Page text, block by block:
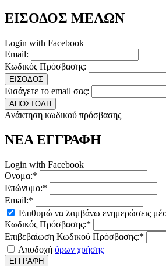
ΕΙΣΟΔΟΣ ΜΕΛΩΝ
Login with Facebook
Email:
Κωδικός Πρόσβασης:
ΕΙΣΟΔΟΣ
Εισάγετε το email σας:
ΑΠΟΣΤΟΛΗ
Ανάκτηση κωδικού πρόσβασης
ΝΕΑ ΕΓΓΡΑΦΗ
Login with Facebook
Ονομα:*
Επώνυμο:*
Email:*
Επιθυμώ να λαμβάνω ενημερώσεις
Κωδικός Πρόσβασης:*
Επιβεβαίωση Κωδικού Πρόσβασης:*
Αποδοχή όρων χρήσης
ΕΓΓΡΑΦΗ